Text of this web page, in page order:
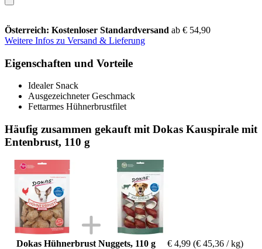
Österreich: Kostenloser Standardversand ab € 54,90
Weitere Infos zu Versand & Lieferung
Eigenschaften und Vorteile
Idealer Snack
Ausgezeichneter Geschmack
Fettarmes Hühnerbrustfilet
Häufig zusammen gekauft mit Dokas Kauspirale mit
Entenbrust, 110 g
Dokas Hühnerbrust Nuggets, 110 g € 4,99 (€ 45,36 / kg)